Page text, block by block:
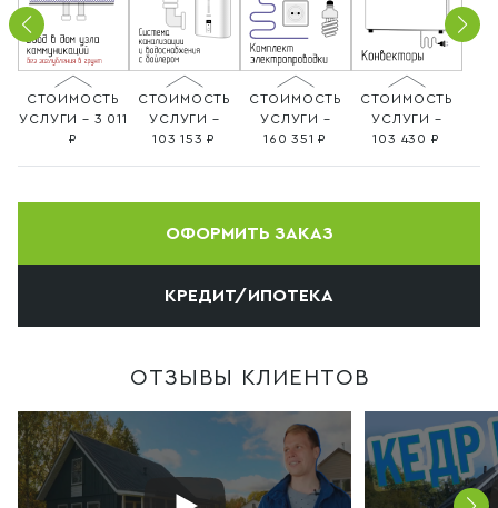
СТОИМОСТЬ
УСЛУГИ – 3 011
СТОИМОСТЬ
УСЛУГИ –
103 153
СТОИМОСТЬ
УСЛУГИ –
160 351
СТОИМОСТЬ
УСЛУГИ –
103 430
ОФОРМИТЬ ЗАКАЗ
КРЕДИТ/ИПОТЕКА
ОТЗЫВЫ КЛИЕНТОВ